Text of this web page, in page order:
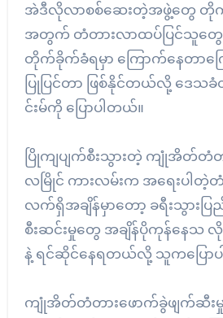
အဲဒီလိုလာစစ်ဆေးတဲ့အဖွဲ့တွေ တို
အတွက် တံတားလာထပ်ပြင်သူတွ
တိုက်ခိုက်ခံရမှာ ကြောက်နေတာက
ပြုပြင်တာ ဖြစ်နိုင်တယ်လို့ ဒေ
င်းမ်ကို ပြောပါတယ်။
ပြိုကျပျက်စီးသွားတဲ့ ကျုံအိတ်တံ
လမြိုင် ကားလမ်းက အရေးပါတဲ့တံတ
လက်ရှိအချိန်မှာတော့ ခရီးသွား
စီးဆင်းမှုတွေ အချိန်ပိုကုန်နေသ
နဲ့ ရင်ဆိုင်နေရတယ်လို့ သူကပြော
ကျုံအိတ်တံတားဖောက်ခွဲဖျက်ဆီးမှု